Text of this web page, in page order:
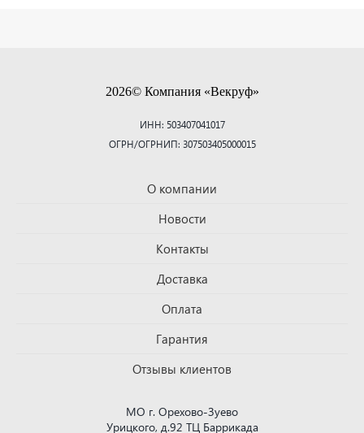
2026© Компания «Векруф»
ИНН: 503407041017
ОГРН/ОГРНИП: 307503405000015
О компании
Новости
Контакты
Доставка
Оплата
Гарантия
Отзывы клиентов
МО г. Орехово-Зуево
Урицкого, д.92 ТЦ Баррикада